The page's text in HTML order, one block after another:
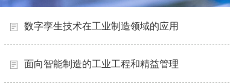
数字孪生技术在工业制造领域的应用
面向智能制造的工业工程和精益管理